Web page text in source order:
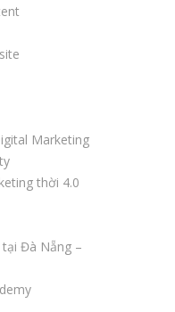
Marketing
thời 4.0
tại Đà Nẵng –